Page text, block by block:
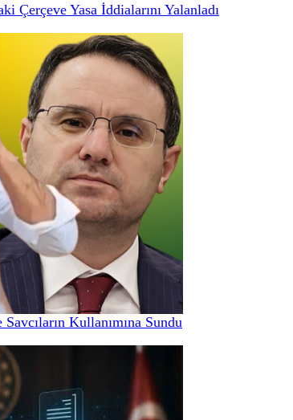
Çerçeve Yasa İddialarını Yalanladı
Kullanımına Sundu